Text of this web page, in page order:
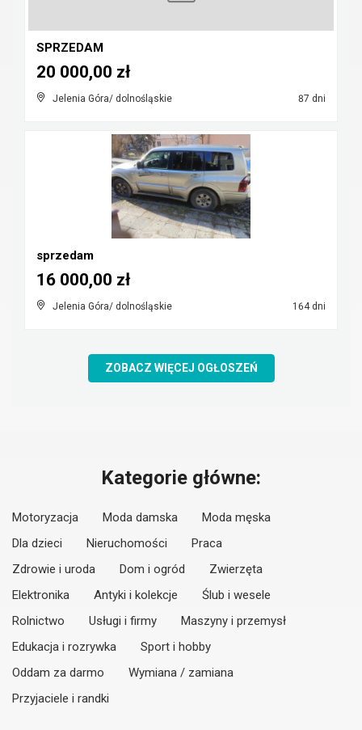
SPRZEDAM
Jelenia Góra/ dolnośląskie 87 dni
20 000,00 zł
sprzedam
Jelenia Góra/ dolnośląskie 164 dni
16 000,00 zł
ZOBACZ WIĘCEJ OGŁOSZEŃ
Kategorie główne:
Motoryzacja Moda damska
Moda męska
Dla dzieci
Nieruchomości
Praca
Zdrowie i uroda
Dom i ogród
Zwierzęta
Elektronika
Antyki i kolekcje
Ślub i wesele
Rolnictwo
Usługi i firmy
Maszyny i przemysł
Edukacja i rozrywka
Sport i hobby
Oddam za darmo
Wymiana / zamiana
Przyjaciele i randki